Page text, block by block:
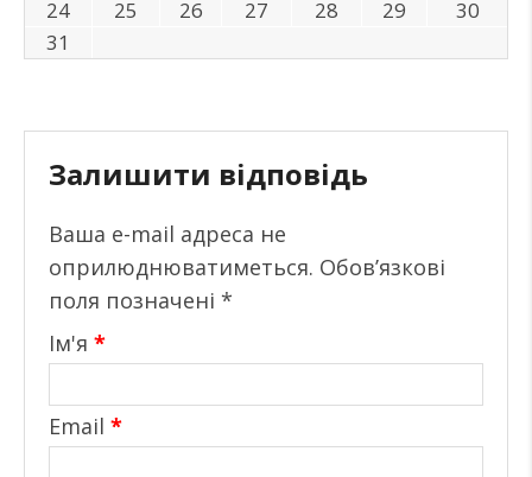
24
25 26 27 28 29
30
31
Залишити відповідь
Ваша e-mail адреса не
оприлюднюватиметься. Обов’язкові
поля позначені *
Ім'я *
Email *